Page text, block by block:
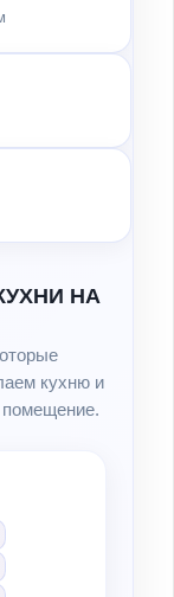
НА
кухню и
помещение.